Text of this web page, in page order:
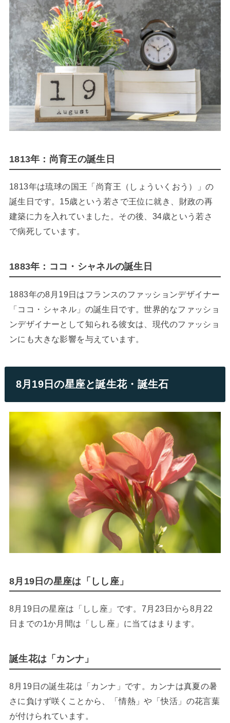
1813年：尚育王の誕生日
1813年は琉球の国王「尚育王（しょういくおう）」の
誕生日です。15歳という若さで王位に就き、財政の再
建築に力を入れていました。その後、34歳という若さ
で病死しています。
1883年：ココ・シャネルの誕生日
1883年の8月19日はフランスのファッションデザイナー
「ココ・シャネル」の誕生日です。世界的なファッショ
ンデザイナーとして知られる彼女は、現代のファッショ
ンにも大きな影響を与えています。
8月19日の星座と誕生花・誕生石
8月19日の星座は「しし座」
8月19日の星座は「しし座」です。7月23日から8月22
日までの1か月間は「しし座」に当てはまります。
誕生花は「カンナ」
8月19日の誕生花は「カンナ」です。カンナは真夏の暑
さに負けず咲くことから、「情熱」や「快活」の花言葉
が付けられています。